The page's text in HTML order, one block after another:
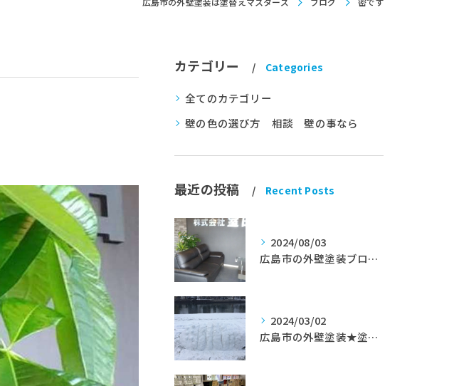
カテゴリー Categories
全てのカテゴリー
壁の色の選び方 相談 壁の事なら
最近の投稿 Recent Posts
2024/08/03
広島市の外壁塗装ブログ★室田工業★塗替えマスターズ★外壁リフォーム
2024/03/02
広島市の外壁塗装★塗替えマスターズ★ブログ「初めて家を手入れするのに」